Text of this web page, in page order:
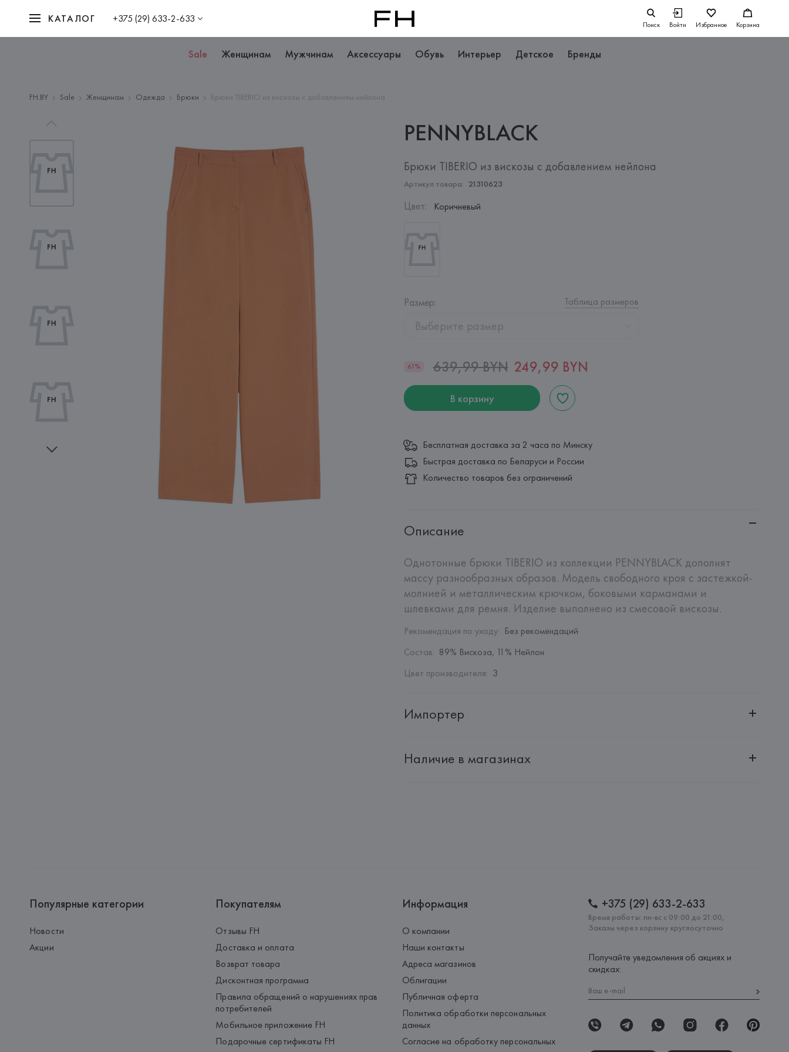
КАТАЛОГ +375 (29) 633-2-633 Поиск Войти Избранное Корзина
Sale Женщинам Мужчинам Аксессуары Обувь Интерьер Детское Бренды
FH.BY Sale Женщинам Одежда Брюки Брюки TIBERIO из вискозы с добавлением нейлона
PENNYBLACK
Брюки TIBERIO из вискозы с добавлением нейлона
Артикул товара: 21310623
Цвет: Коричневый
Размер: Таблица размеров
Выберите размер
61% 639,99 BYN 249,99 BYN
В корзину
Бесплатная доставка за 2 часа по Минску
Быстрая доставка по Беларуси и России
Количество товаров без ограничений
Описание
Однотонные брюки TIBERIO из коллекции PENNYBLACK дополнят
массу разнообразных образов. Модель свободного кроя с застежкой-
молнией и металлическим крючком, боковыми карманами и
шлевками для ремня. Изделие выполнено из смесовой вискозы.
Рекомендация по уходу: Без рекомендаций
Состав: 89% Вискоза, 11% Нейлон
Цвет производителя: 3
Импортер
Адрес: Республика Беларусь, 220030, г. Минск, ул. Немига, 5, пом. 39
Наличие в магазинах
Популярные категории
Новости
Акции
Покупателям
Отзывы FH
Доставка и оплата
Возврат товара
Дисконтная программа
Правила обращений о нарушениях прав
потребителей
Мобильное приложение FH
Подарочные сертификаты FH
Информация
О компании
Наши контакты
Адреса магазинов
Облигации
Публичная оферта
Политика обработки персональных
данных
Согласие на обработку персональных
+375 (29) 633-2-633
Время работы: пн-вс с 09:00 до 21:00,
Заказы через корзину круглосуточно
Получайте уведомления об акциях и
скидках: